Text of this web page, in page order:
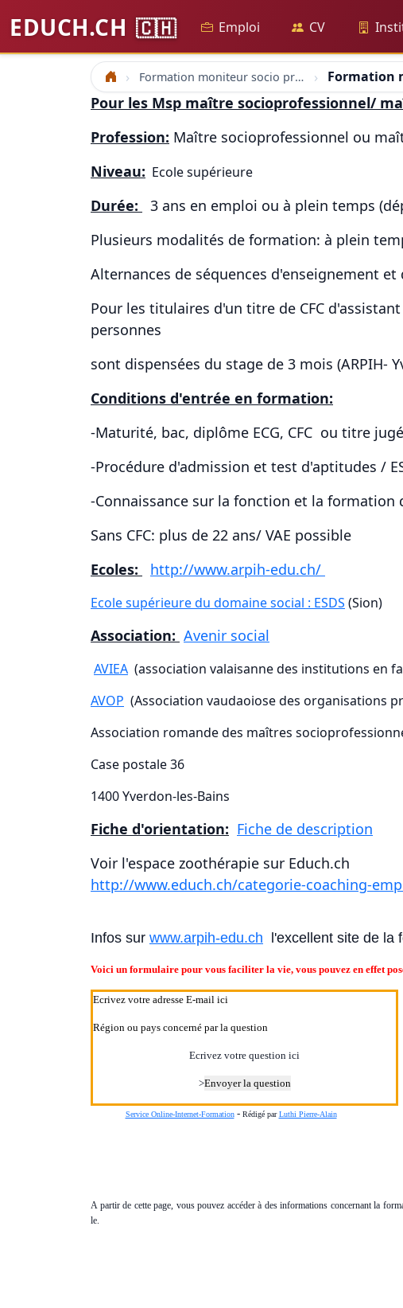
EDUCH.CH 🇨🇭 Emploi CV
Accueil Formation moniteur socio professionnel irsp hes ests annonces msp moniteur professionnel Formation
Pour les Msp maître socioprofessionnel/
Profession: Maître socioprofessionnel ou
Niveau: Ecole supérieure
Durée:
3 ans en emploi ou à plein temps
Plusieurs modalités de formation: à plein
Alternances de séquences d'enseignement
Pour les titulaires d'un titre de CFC
personnes
sont dispensées du stage de 3 mois (ARPIH-
Conditions d'entrée en formation:
-Maturité, bac, diplôme ECG, CFC ou titre
-Procédure d'admission et test d'aptitudes /
-Connaissance sur la fonction et la formation
Sans CFC: plus de 22 ans/ VAE possible
Ecoles:
http://www.arpih-edu.ch/
Ecole supérieure du domaine social : ESDS (Sion)
Association: Avenir social
AVIEA (association valaisanne des institutions en
AVOP (Association vaudaoiose des organisations
Association romande des maîtres
Case postale 36
1400 Yverdon-les-Bains
Fiche d'orientation: Fiche de description
Voir l'espace zoothérapie sur Educh.ch
http://www.educh.ch/categorie-coaching-
Infos sur www.arpih-edu.ch l'excellent site de la
Voici un formulaire pour vous faciliter la vie, vous pouvez en effet
Ecrivez votre question ici
>
Service Online-Internet-Formation- Rédigé parLuthi Pierre-Alain
A partir de cette page, vous pouvez accéder à des informations concernant la
le.